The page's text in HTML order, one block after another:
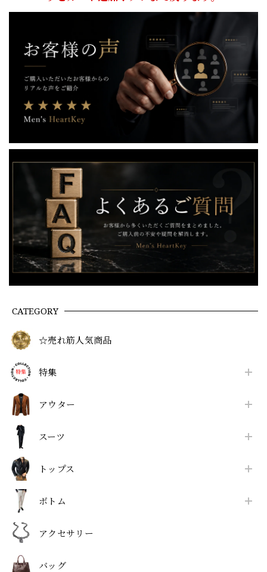
CATEGORY
☆売れ筋人気商品
特集
アウター
スーツ
トップス
ボトム
アクセサリー
バッグ